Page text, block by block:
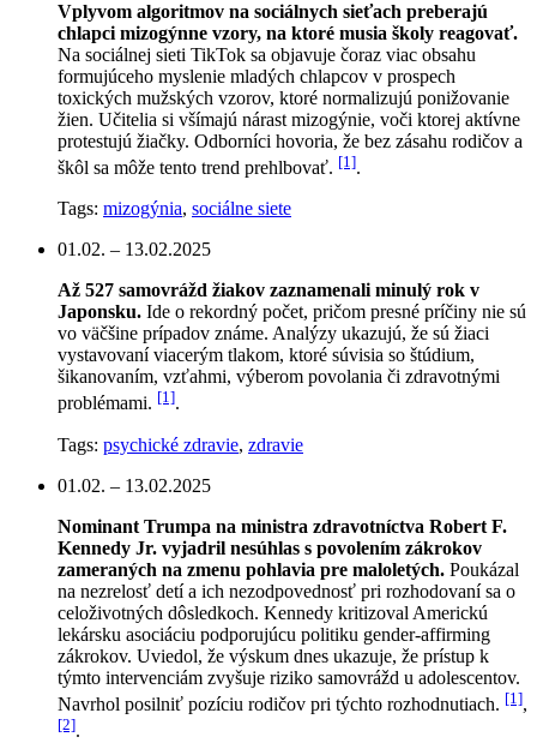
Vplyvom algoritmov na sociálnych sieťach preberajú
chlapci mizogýnne vzory, na ktoré musia školy reagovať.
Na sociálnej sieti TikTok sa objavuje čoraz viac obsahu
formujúceho myslenie mladých chlapcov v prospech
toxických mužských vzorov, ktoré normalizujú ponižovanie
žien. Učitelia si všímajú nárast mizogýnie, voči ktorej aktívne
protestujú žiačky. Odborníci hovoria, že bez zásahu rodičov a
škôl sa môže tento trend prehlbovať. [1].
Tags: mizogýnia, sociálne siete
01.02. – 13.02.2025
Až 527 samovrážd žiakov zaznamenali minulý rok v
Japonsku. Ide o rekordný počet, pričom presné príčiny nie sú
vo väčšine prípadov známe. Analýzy ukazujú, že sú žiaci
vystavovaní viacerým tlakom, ktoré súvisia so štúdium,
šikanovaním, vzťahmi, výberom povolania či zdravotnými
problémami. [1].
Tags: psychické zdravie, zdravie
01.02. – 13.02.2025
Nominant Trumpa na ministra zdravotníctva Robert F.
Kennedy Jr. vyjadril nesúhlas s povolením zákrokov
zameraných na zmenu pohlavia pre maloletých. Poukázal
na nezrelosť detí a ich nezodpovednosť pri rozhodovaní sa o
celoživotných dôsledkoch. Kennedy kritizoval Americkú
lekársku asociáciu podporujúcu politiku gender-affirming
zákrokov. Uviedol, že výskum dnes ukazuje, že prístup k
týmto intervenciám zvyšuje riziko samovrážd u adolescentov.
Navrhol posilniť pozíciu rodičov pri týchto rozhodnutiach. [1],
[2].